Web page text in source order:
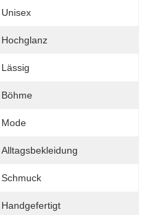
Unisex
Hochglanz
Lässig
Böhme
Mode
Alltagsbekleidung
Schmuck
Handgefertigt